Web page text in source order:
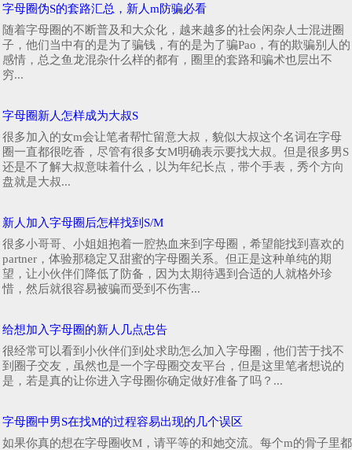
字母圈伪S的套路汇总，新人m防骗必看
随着字母圈的不断普及和大众化，越来越多的社会闲杂人士混进圈
子，他们当中有的是为了骗钱，有的是为了骗Pao，有的欺骗别人的
感情，总之鱼龙混杂什么样的都有，圈里的套路和骗术也层出不
穷...
字母圈新人怎样成为大叔S
很多加入的女m会让笔者帮忙留意大叔，貌似大叔这个名词在字母
圈一直都很吃香，尽管有很多女M明确表示要找大叔。但是很多男S
还是不了解大叔意味着什么，以为年纪长点，带个手表，秀个方向
盘就是大叔...
新人加入字母圈后怎样找到S/M
很多小哥哥、小姐姐抱着一腔热血来到字母圈，希望能找到喜欢的
partner，体验那稳定又甜蜜的字母圈关系。但正是这种单纯的期
望，让小伙伴们降低了防备，因为太期待遇到合适的人就格外珍
惜，然后就很容易被骗而受到不伤害...
给想加入字母圈的新人几点忠告
很经常可以看到小伙伴们到处求助怎么加入字母圈，他们苦于找不
到圈子交友，虽然也是一个字母圈交友平台，但是这里笔者想说的
是，若是真的让你进入字母圈你确定做好准备了吗？...
字母圈中男S在找M的过程容易出现的几个误区
如果你真的想在字母圈收M，请平等的和她交流。每个m的骨子里都